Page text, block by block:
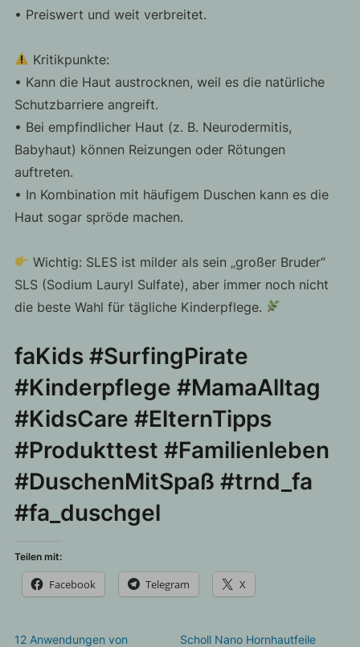
• Preiswert und weit verbreitet.
Kritikpunkte:
• Kann die Haut austrocknen, weil es die natürliche
Schutzbarriere angreift.
• Bei empfindlicher Haut (z. B. Neurodermitis,
Babyhaut) können Reizungen oder Rötungen
auftreten.
• In Kombination mit häufigem Duschen kann es die
Haut sogar spröde machen.
Wichtig: SLES ist milder als sein „großer Bruder“
SLS (Sodium Lauryl Sulfate), aber immer noch nicht
die beste Wahl für tägliche Kinderpflege.
faKids #SurfingPirate
#Kinderpflege #MamaAlltag
#KidsCare #ElternTipps
#Produkttest #Familienleben
#DuschenMitSpaß #trnd_fa
#fa_duschgel
Teilen mit:
Facebook Telegram X
12 Anwendungen von
Scholl Nano Hornhautfeile